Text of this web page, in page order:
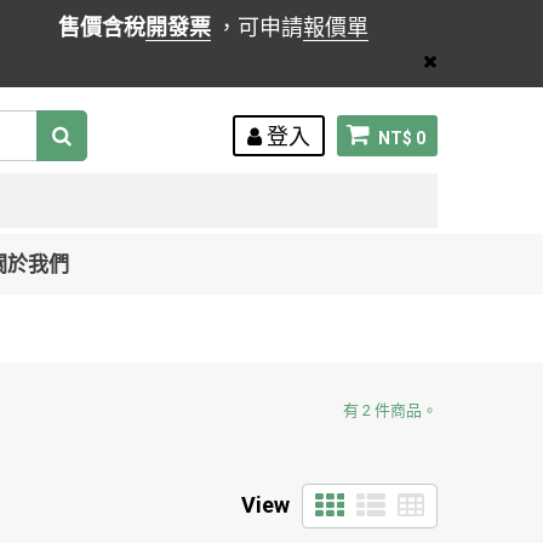
售價含稅開發票 ，可申請報價單
NT$ 0
登入
於我們
有 2 件商品。
View